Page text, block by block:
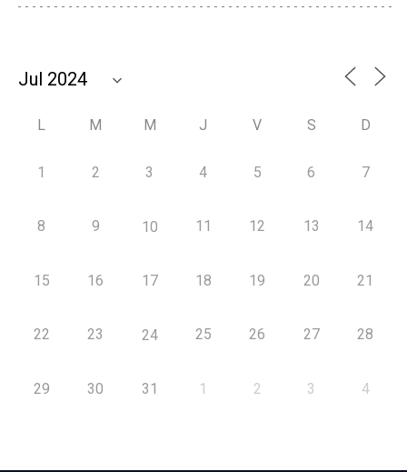
L M M J V S D
1 2 3 4 5 6 7
8 9 10 11 12 13 14
15 16 17 18 19 20 21
22 23 24 25 26 27 28
29 30 31 1 2 3 4